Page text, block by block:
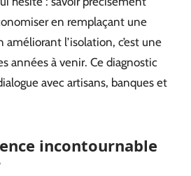
en remplaçant une
l’isolation, c’est une
années à venir. Ce diagnostic
avec artisans, banques et
incontournable